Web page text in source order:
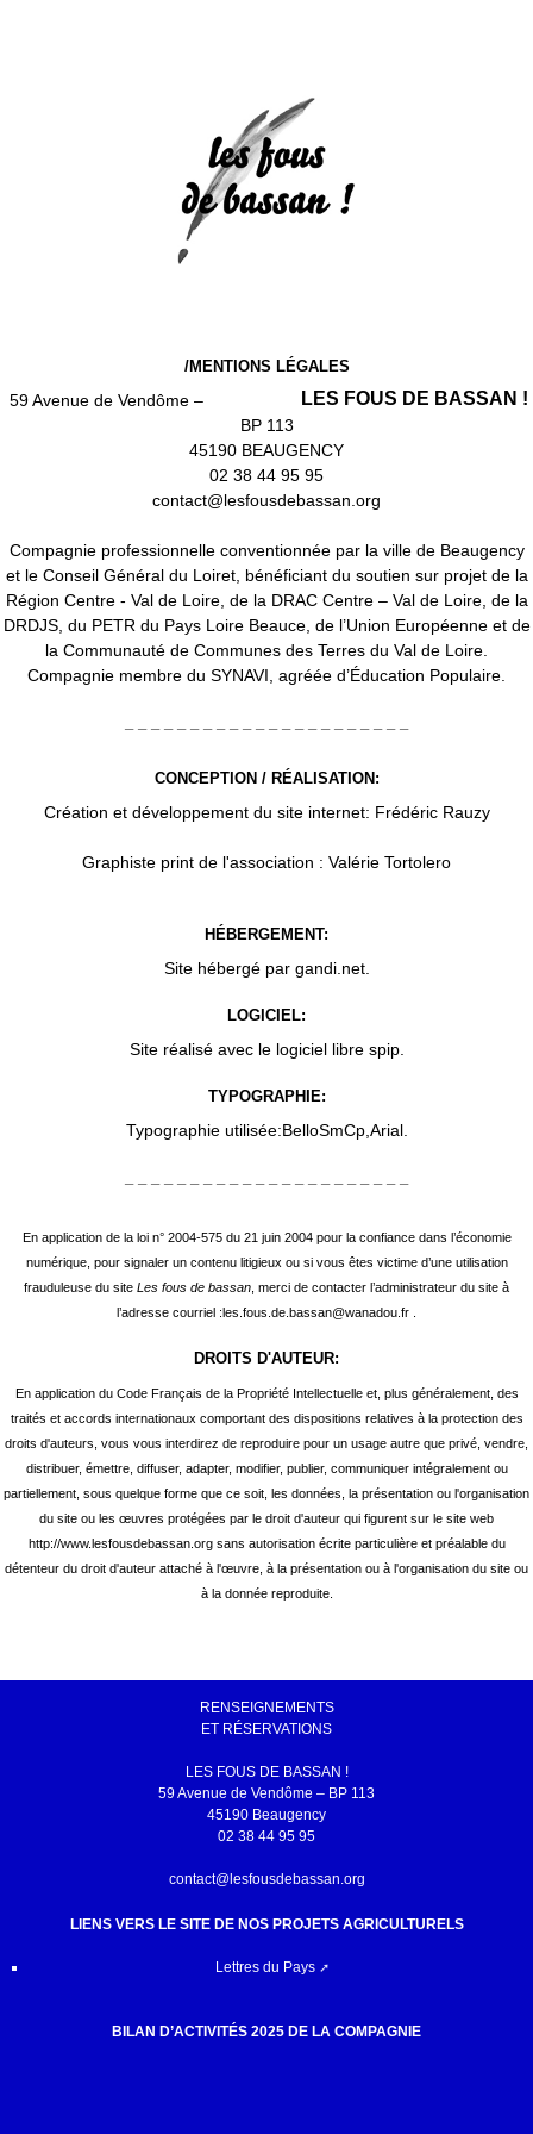
/MENTIONS LÉGALES
LES FOUS DE BASSAN !
59 Avenue de Vendôme –
BP 113
45190 BEAUGENCY
02 38 44 95 95
contact@lesfousdebassan.org
Compagnie professionnelle conventionnée par la ville de Beaugency
et le Conseil Général du Loiret, bénéficiant du soutien sur projet de la
Région Centre - Val de Loire, de la DRAC Centre – Val de Loire, de la
DRDJS, du PETR du Pays Loire Beauce, de l’Union Européenne et de
la Communauté de Communes des Terres du Val de Loire.
Compagnie membre du SYNAVI, agréée d’Éducation Populaire.
CONCEPTION / RÉALISATION:
Création et développement du site internet: Frédéric Rauzy
Graphiste print de l'association : Valérie Tortolero
HÉBERGEMENT:
Site hébergé par gandi.net.
LOGICIEL:
Site réalisé avec le logiciel libre spip.
TYPOGRAPHIE:
Typographie utilisée:BelloSmCp,Arial.
En application de la loi n° 2004-575 du 21 juin 2004 pour la confiance dans l’économie
numérique, pour signaler un contenu litigieux ou si vous êtes victime d’une utilisation
frauduleuse du site Les fous de bassan , merci de contacter l’administrateur du site à
l’adresse courriel :les.fous.de.bassan@wanadou.fr
DROITS D'AUTEUR:
En application du Code Français de la Propriété Intellectuelle et, plus généralement, des
traités et accords internationaux comportant des dispositions relatives à la protection des
droits d'auteurs, vous vous interdirez de reproduire pour un usage autre que privé, vendre,
distribuer, émettre, diffuser, adapter, modifier, publier, communiquer intégralement ou
partiellement, sous quelque forme que ce soit, les données, la présentation ou l'organisation
du site ou les œuvres protégées par le droit d'auteur qui figurent sur le site web
http://www.lesfousdebassan.org sans autorisation écrite particulière et préalable du
détenteur du droit d'auteur attaché à l'œuvre, à la présentation ou à l'organisation du site ou
à la donnée reproduite.
RENSEIGNEMENTS
ET RÉSERVATIONS
LES FOUS DE BASSAN !
59 Avenue de Vendôme – BP 113
45190 Beaugency
02 38 44 95 95
contact@lesfousdebassan.org
LIENS VERS LE SITE DE NOS PROJETS AGRICULTURELS
Lettres du Pays
BILAN D’ACTIVITÉS 2025 DE LA COMPAGNIE